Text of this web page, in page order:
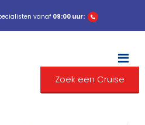
vanaf 09:00 uur:
Zoek een Cruise